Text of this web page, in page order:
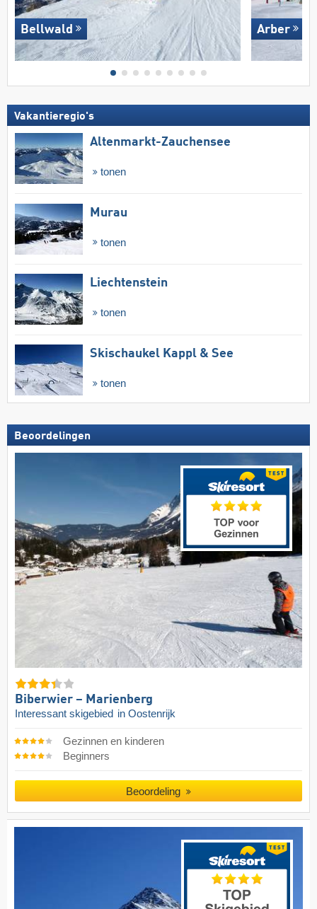
Bellwald Arber
Vakantieregio's
Altenmarkt-Zauchensee
tonen
Murau
tonen
Liechtenstein
tonen
Skischaukel Kappl & See
tonen
Beoordelingen
Biberwier – Marienberg
Interessant skigebied in Oostenrijk
Gezinnen en kinderen
Beginners
Beoordeling